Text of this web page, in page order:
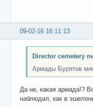
09-02-16 16:11:13
Director cemetery
Армады Бурятов
Да не, какая армада!?
наблюдал, как в